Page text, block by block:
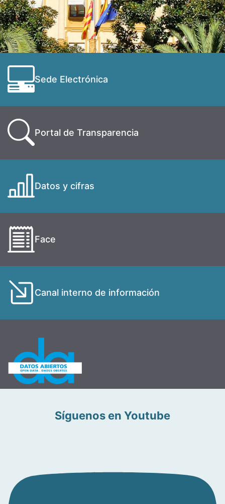
Sede Electrónica
Portal de Transparencia
Datos y cifras
Face
Canal interno de información
Síguenos en Youtube